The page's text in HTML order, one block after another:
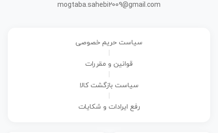
mogtaba.sahebi2009@gmail.com
سیاست حریم خصوصی
قوانین و مقررات
سیاست بازگشت کالا
رفع ایرادات و شکایات